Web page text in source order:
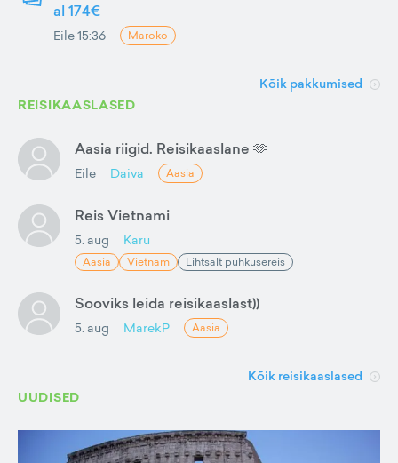
al 174€
Eile 15:36 Maroko
Kõik pakkumised
REISIKAASLASED
Aasia riigid. Reisikaaslane 🫶
Eile Daiva Aasia
Reis Vietnami
5. aug Karu
Aasia Vietnam Lihtsalt puhkusereis
Sooviks leida reisikaaslast))
5. aug MarekP Aasia
Kõik reisikaaslased
UUDISED